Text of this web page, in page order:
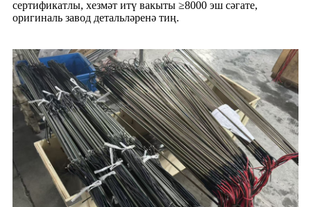
сертификатлы, хезмәт итү вакыты ≥8000 эш сәгате,
оригиналь завод детальләренә тиң.